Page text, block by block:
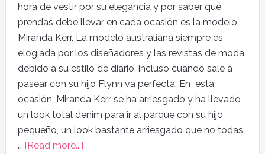
hora de vestir por su elegancia y por saber qué
prendas debe llevar en cada ocasión es la modelo
Miranda Kerr. La modelo australiana siempre es
elogiada por los diseñadores y las revistas de moda
debido a su estilo de diario, incluso cuando sale a
pasear con su hijo Flynn va perfecta. En esta
ocasión, Miranda Kerr se ha arriesgado y ha llevado
un look total denim para ir al parque con su hijo
pequeño, un look bastante arriesgado que no todas
… [Read more...]